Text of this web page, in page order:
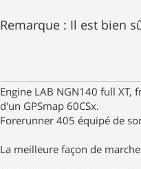
Remarque : Il est bien
Engine LAB NGN140 full
d'un GPSmap 60CSx.
Forerunner 405 équipé de
La meilleure façon de